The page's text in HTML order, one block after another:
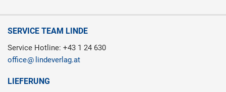
SERVICE TEAM LINDE
Service Hotline: +43 1 24 630
office
lindeverlag.at
LIEFERUNG